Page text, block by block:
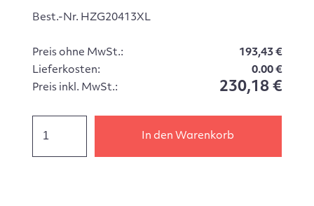
Best.-Nr. HZG20413XL
Preis ohne MwSt.:
193,43 €
Lieferkosten:
0.00 €
Preis inkl. MwSt.:
230,18 €
In den Warenkorb